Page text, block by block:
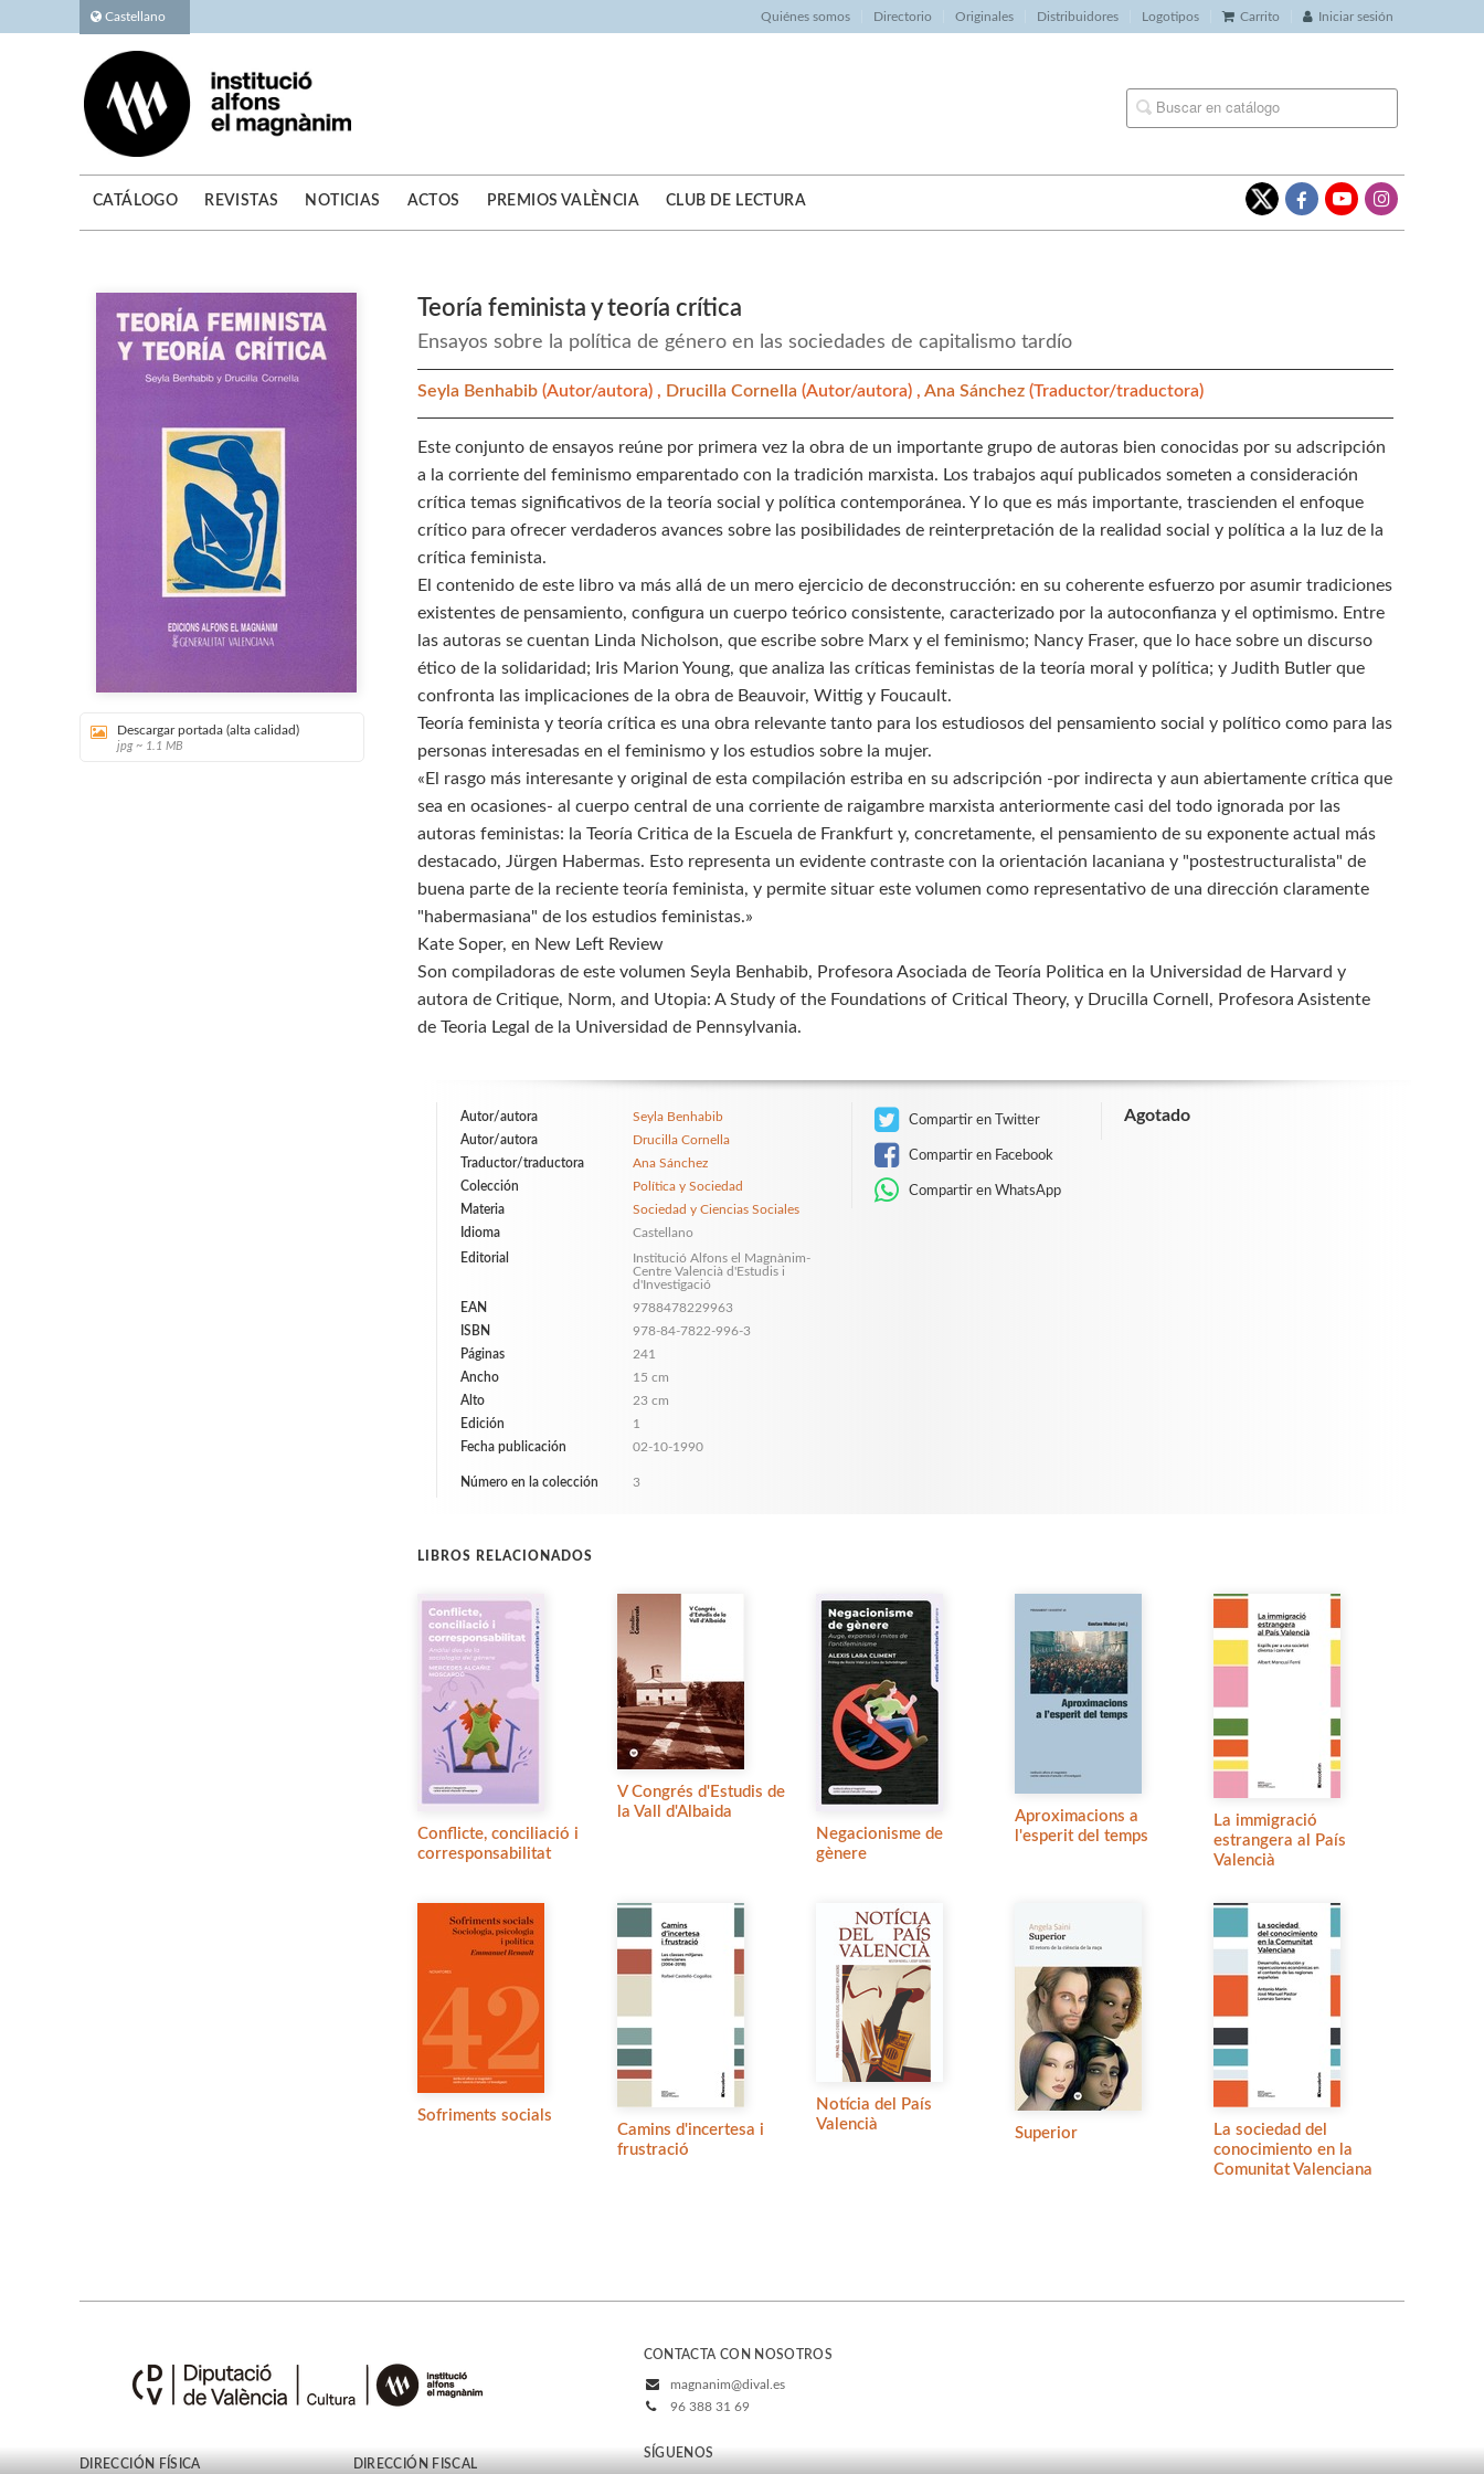
Castellano Quiénes somos Directorio Originales Distribuidores Logotipos Carrito Iniciar sesión
CATÁLOGO REVISTAS NOTICIAS ACTOS PREMIOS VALÈNCIA CLUB DE LECTURA
Descargar portada (alta calidad)
jpg ~ 1.1 MB
Teoría feminista y teoría crítica
Ensayos sobre la política de género en las sociedades de capitalismo tardío
Seyla Benhabib(Autor/autora) , Drucilla Cornella(Autor/autora) ,Ana Sánchez(Traductor/traductora)
Este conjunto de ensayos reúne por primera vez la obra de un importante grupo de autoras bien conocidas por su adscripción
a la corriente del feminismo emparentado con la tradición marxista. Los trabajos aquí publicados someten a consideración
crítica temas significativos de la teoría social y política contemporánea. Y lo que es más importante, trascienden el enfoque
crítico para ofrecer verdaderos avances sobre las posibilidades de reinterpretación de la realidad social y política a la luz de la
crítica feminista.
El contenido de este libro va más allá de un mero ejercicio de deconstrucción: en su coherente esfuerzo por asumir tradiciones
existentes de pensamiento, configura un cuerpo teórico consistente, caracterizado por la autoconfianza y el optimismo. Entre
las autoras se cuentan Linda Nicholson, que escribe sobre Marx y el feminismo; Nancy Fraser, que lo hace sobre un discurso
ético de la solidaridad; Iris Marion Young, que analiza las críticas feministas de la teoría moral y política; y Judith Butler que
confronta las implicaciones de la obra de Beauvoir, Wittig y Foucault.
Teoría feminista y teoría crítica es una obra relevante tanto para los estudiosos del pensamiento social y político como para las
personas interesadas en el feminismo y los estudios sobre la mujer.
«El rasgo más interesante y original de esta compilación estriba en su adscripción -por indirecta y aun abiertamente crítica que
sea en ocasiones- al cuerpo central de una corriente de raigambre marxista anteriormente casi del todo ignorada por las
autoras feministas: la Teoría Critica de la Escuela de Frankfurt y, concretamente, el pensamiento de su exponente actual más
destacado, Jürgen Habermas. Esto representa un evidente contraste con la orientación lacaniana y "postestructuralista" de
buena parte de la reciente teoría feminista, y permite situar este volumen como representativo de una dirección claramente
"habermasiana" de los estudios feministas.»
Kate Soper, en New Left Review
Son compiladoras de este volumen Seyla Benhabib, Profesora Asociada de Teoría Politica en la Universidad de Harvard y
autora de Critique, Norm, and Utopia: A Study of the Foundations of Critical Theory, y Drucilla Cornell, Profesora Asistente
de Teoria Legal de la Universidad de Pennsylvania.
Autor/autora
Seyla Benhabib
Autor/autora
Drucilla Cornella
Traductor/traductora
Ana Sánchez
Colección
Política y Sociedad
Materia
Sociedad y Ciencias Sociales
Idioma
Castellano
Editorial
Institució Alfons el Magnànim-
Centre Valencià d'Estudis i
d'Investigació
EAN
9788478229963
ISBN
978-84-7822-996-3
Páginas
241
Ancho
15 cm
Alto
23 cm
Edición
1
Fecha publicación
02-10-1990
Número en la colección 3
Compartir en Twitter
Compartir en Facebook
Compartir en WhatsApp
Agotado
LIBROS RELACIONADOS
Conflicte, conciliació i
corresponsabilitat
V Congrés d'Estudis de
la Vall d'Albaida
Negacionisme de
gènere
Aproximacions a
l'esperit del temps
La immigració
estrangera al País
Valencià
Sofriments socials
Camins d'incertesa i
frustració
Notícia del País
Valencià
Superior
La sociedad del
conocimiento en la
Comunitat Valenciana
DIRECCIÓN FÍSICA DIRECCIÓN FISCAL
CONTACTA CON NOSOTROS
magnanim@dival.es
96 388 31 69
SÍGUENOS